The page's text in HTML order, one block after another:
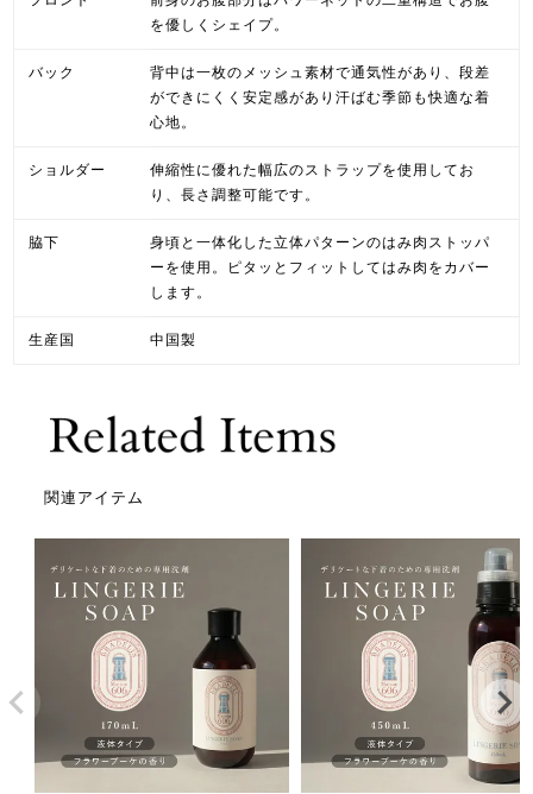
を優しくシェイプ。
バック
背中は一枚のメッシュ素材で通気性があり、段差
ができにくく安定感があり汗ばむ季節も快適な着
心地。
ショルダー
伸縮性に優れた幅広のストラップを使用してお
り、長さ調整可能です。
脇下
身頃と一体化した立体パターンのはみ肉ストッパ
ーを使用。ピタッとフィットしてはみ肉をカバー
します。
生産国 中国製
関連アイテム